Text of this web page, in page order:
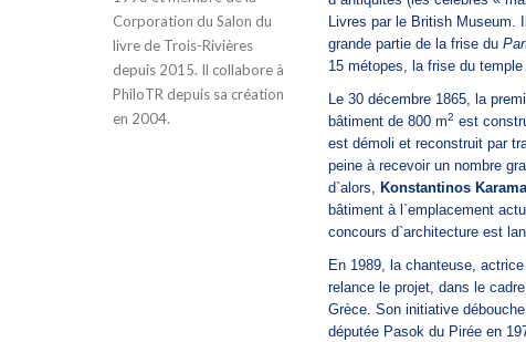
Corporation du Salon du
livre de Trois-Rivières
depuis 2015. Il collabore à
PhiloTR depuis sa création
en 2004.
Livres par le British Museum.
grande partie de la frise du
15 métopes, la frise du temple
Le 30 décembre 1865, la
bâtiment de 800 m2 est
est démoli et reconstruit par
peine à recevoir un nombre
d`alors, Konstantinos
bâtiment à l`emplacement
concours d`architecture est
En 1989, la chanteuse,
relance le projet, dans le
Grèce. Son initiative
députée Pasok du Pirée en